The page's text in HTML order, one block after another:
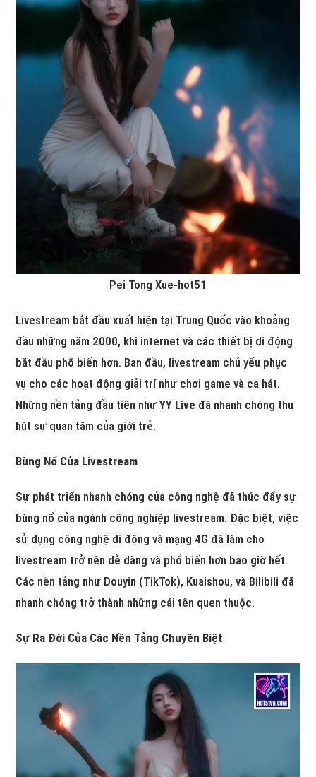
Pei Tong Xue-hot51
Livestream bắt đầu xuất hiện tại Trung Quốc vào khoảng
đầu những năm 2000, khi internet và các thiết bị di động
bắt đầu phổ biến hơn. Ban đầu, livestream chủ yếu phục
vụ cho các hoạt động giải trí như chơi game và ca hát.
Những nền tảng đầu tiên nhưYY Live đã nhanh chóng thu
hút sự quan tâm của giới trẻ.
Bùng Nổ Của Livestream
Sự phát triển nhanh chóng của công nghệ đã thúc đẩy sự
bùng nổ của ngành công nghiệp livestream. Đặc biệt, việc
sử dụng công nghệ di động và mạng 4G đã làm cho
livestream trở nên dễ dàng và phổ biến hơn bao giờ hết.
Các nền tảng như Douyin (TikTok), Kuaishou, và Bilibili đã
nhanh chóng trở thành những cái tên quen thuộc.
Sự Ra Đời Của Các Nền Tảng Chuyên Biệt